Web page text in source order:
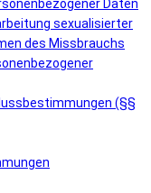
Daten
sexualisierter
des Missbrauchs
(§§